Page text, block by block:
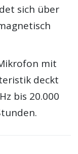
sich über
mit
deckt
bis 20.000